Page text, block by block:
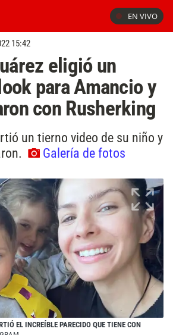
EN VIVO
15:42
eligió un
para Amancio y
con Rusherking
un tierno video de su niño y
Galería de fotos
EL INCREÍBLE PARECIDO QUE TIENE CON